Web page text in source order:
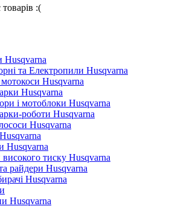
:(
Husqvarna
та Електропили Husqvarna
Husqvarna
Husqvarna
і мотоблоки Husqvarna
роботи Husqvarna
Husqvarna
Husqvarna
тиску Husqvarna
райдери Husqvarna
Husqvarna
Husqvarna